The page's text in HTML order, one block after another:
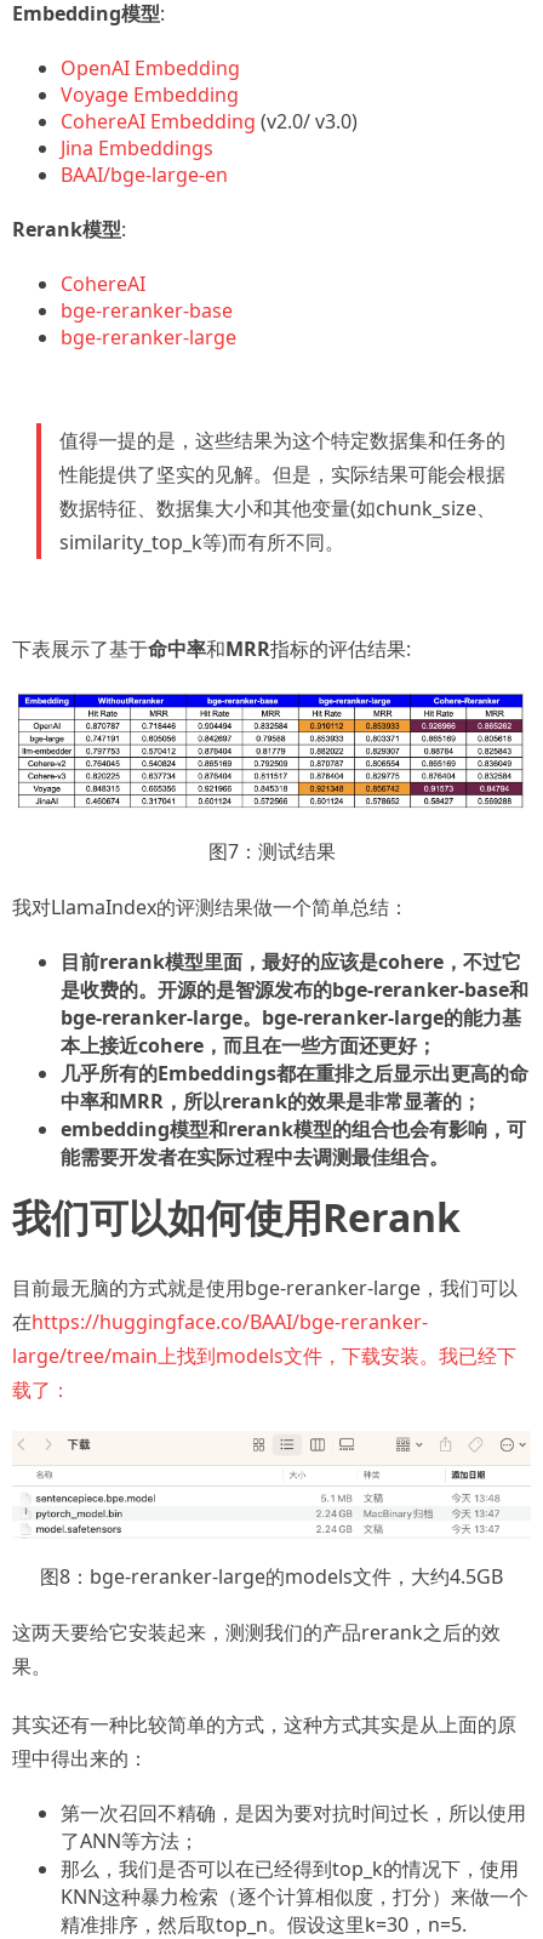
Embedding模型:
OpenAI Embedding
Voyage Embedding
CohereAI Embedding (v2.0/ v3.0)
Jina Embeddings
BAAI/bge-large-en
Rerank模型:
CohereAI
bge-reranker-base
bge-reranker-large
值得一提的是，这些结果为这个特定数据集和任务的
性能提供了坚实的见解。但是，实际结果可能会根据
数据特征、数据集大小和其他变量(如chunk_size、
similarity_top_k等)而有所不同。
下表展示了基于命中率和MRR指标的评估结果:
图7：测试结果
我对LlamaIndex的评测结果做一个简单总结：
目前rerank模型里面，最好的应该是cohere，不过它
是收费的。开源的是智源发布的bge-reranker-base和
bge-reranker-large。bge-reranker-large的能力基
本上接近cohere，而且在一些方面还更好；
几乎所有的Embeddings都在重排之后显示出更高的命
中率和MRR，所以rerank的效果是非常显著的；
embedding模型和rerank模型的组合也会有影响，可
能需要开发者在实际过程中去调测最佳组合。
我们可以如何使用Rerank
目前最无脑的方式就是使用bge-reranker-large，我们可以
在https://huggingface.co/BAAI/bge-reranker-
large/tree/main上找到models文件，下载安装。我已经下
载了：
图8：bge-reranker-large的models文件，大约4.5GB
这两天要给它安装起来，测测我们的产品rerank之后的效
果。
其实还有一种比较简单的方式，这种方式其实是从上面的原
理中得出来的：
第一次召回不精确，是因为要对抗时间过长，所以使用
了ANN等方法；
那么，我们是否可以在已经得到top_k的情况下，使用
KNN这种暴力检索（逐个计算相似度，打分）来做一个
精准排序，然后取top_n。假设这里k=30，n=5.